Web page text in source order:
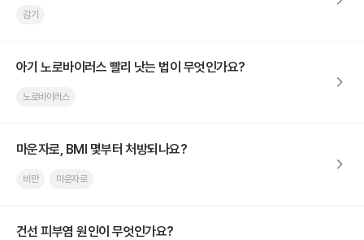
감기
아기 노로바이러스 빨리 낫는 법이 무엇인가요?
노로바이러스
마운자로, BMI 몇부터 처방되나요?
비만 마운자로
건선 피부염 원인이 무엇인가요?